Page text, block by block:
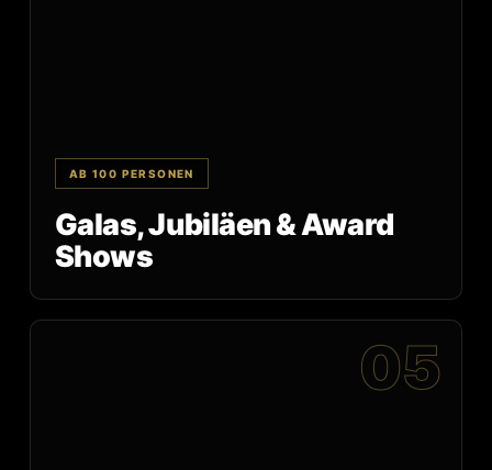
AB 100 PERSONEN
Galas, Jubiläen & Award
Shows
05